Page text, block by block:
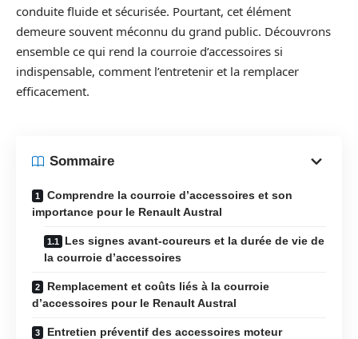
conduite fluide et sécurisée. Pourtant, cet élément
demeure souvent méconnu du grand public. Découvrons
ensemble ce qui rend la courroie d’accessoires si
indispensable, comment l’entretenir et la remplacer
efficacement.
Sommaire
Comprendre la courroie d’accessoires et son
importance pour le Renault Austral
Les signes avant-coureurs et la durée de vie de
la courroie d’accessoires
Remplacement et coûts liés à la courroie
d’accessoires pour le Renault Austral
Entretien préventif des accessoires moteur